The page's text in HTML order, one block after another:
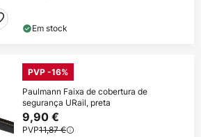
Em stock
PVP -16%
Paulmann Faixa de cobertura de
segurança URail, preta
9,90 €
PVP11,87 €